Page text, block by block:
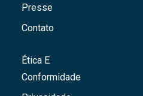
Presse
Contato
Ética E
Conformidade